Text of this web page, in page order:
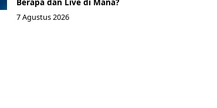
7 Agustus 2026